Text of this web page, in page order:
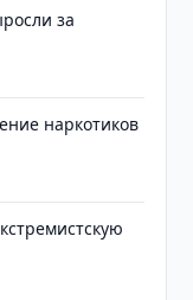
за
наркотиков